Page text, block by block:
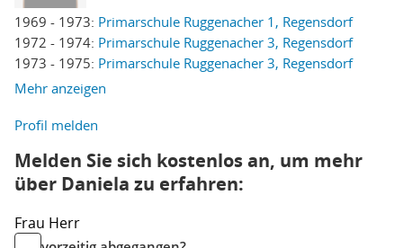
1969 - 1973: Primarschule Ruggenacher 1, Regensdorf
1972 - 1974: Primarschule Ruggenacher 3, Regensdorf
1973 - 1975: Primarschule Ruggenacher 3, Regensdorf
Mehr anzeigen
Profil melden
Melden Sie sich kostenlos an, um mehr
über Daniela zu erfahren:
Frau Herr